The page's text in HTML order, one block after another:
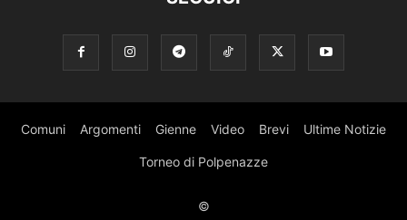
Comuni Argomenti Gienne Video Brevi Ultime Notizie
Torneo di Polpenazze
©